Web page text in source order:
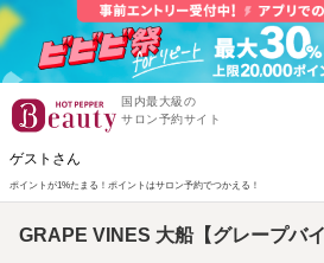
国内最大級の
サロン予約サイト
ゲストさん
ポイントが1%たまる！ ポイントはサロン予約でつかえる！
GRAPE VINES 大船【グレープバイ